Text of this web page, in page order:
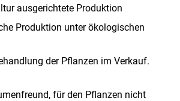
ausgerichtete Produktion
Produktion unter ökologischen
der Pflanzen im Verkauf.
für den Pflanzen nicht